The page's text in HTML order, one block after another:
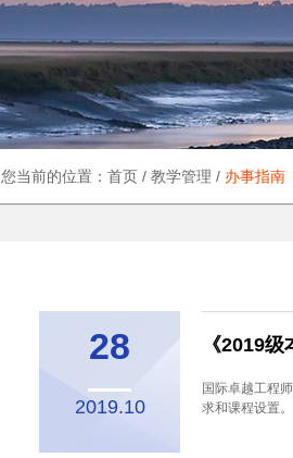
您当前的位置：首页 / 教学管理 / 办事指南
28
2019.10
《2019
国际卓越工程
求和课程设置。